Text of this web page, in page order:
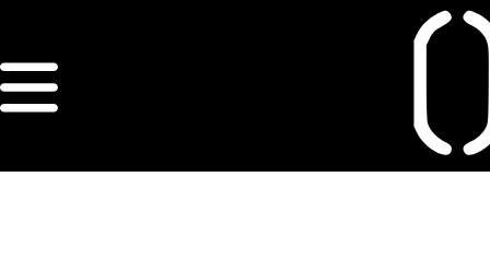
ORDRE DES
ARCHITECTES